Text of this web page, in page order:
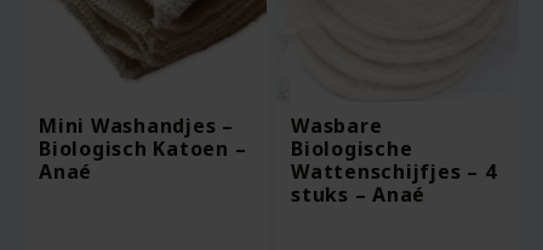
Mini Washandjes –
Biologisch Katoen –
Anaé
Wasbare
Biologische
Wattenschijfjes – 4
stuks – Anaé